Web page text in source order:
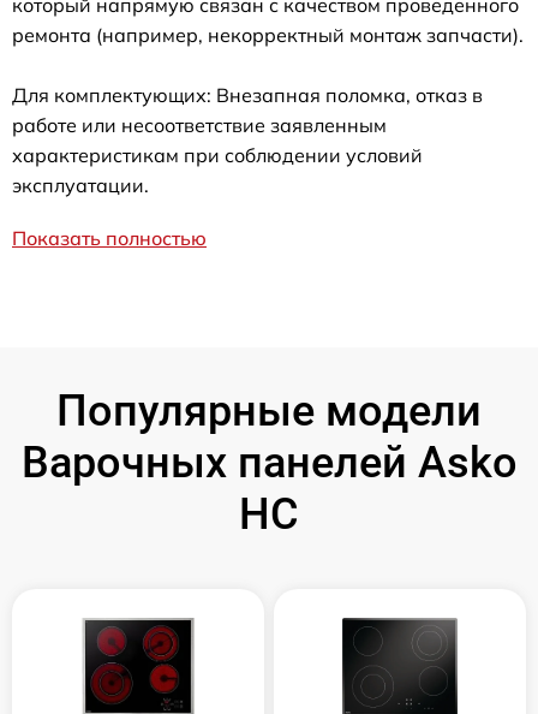
ремонта (например, некорректный монтаж запчасти).
Для комплектующих: Внезапная поломка, отказ в
работе или несоответствие заявленным
характеристикам при соблюдении условий
эксплуатации.
Показать полностью
Популярные модели
Варочных панелей Asko
HC